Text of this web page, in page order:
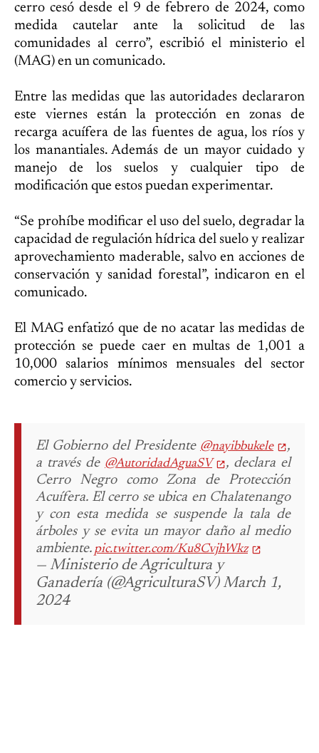
cerro cesó desde el 9 de febrero de 2024, como
medida cautelar ante la solicitud de las
comunidades al cerro”, escribió el ministerio el
(MAG) en un comunicado.
Entre las medidas que las autoridades declararon
este viernes están la protección en zonas de
recarga acuífera de las fuentes de agua, los ríos y
los manantiales. Además de un mayor cuidado y
manejo de los suelos y cualquier tipo de
modificación que estos puedan experimentar.
“Se prohíbe modificar el uso del suelo, degradar la
capacidad de regulación hídrica del suelo y realizar
aprovechamiento maderable, salvo en acciones de
conservación y sanidad forestal”, indicaron en el
comunicado.
El MAG enfatizó que de no acatar las medidas de
protección se puede caer en multas de 1,001 a
10,000 salarios mínimos mensuales del sector
comercio y servicios.
El Gobierno del Presidente @nayibbukele
,
a través de @AutoridadAguaSV
, declara el
Cerro Negro como Zona de Protección
Acuífera. El cerro se ubica en Chalatenango
y con esta medida se suspende la tala de
árboles y se evita un mayor daño al medio
ambiente. pic.twitter.com/Ku8CvjhWkz
— Ministerio de Agricultura y
Ganadería (@AgriculturaSV) March 1,
2024